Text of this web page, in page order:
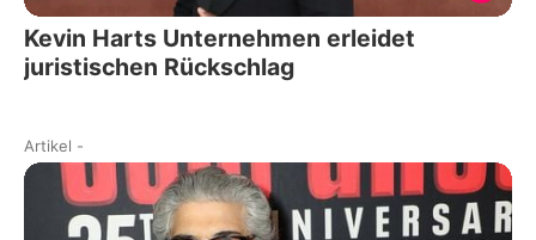
Kevin Harts Unternehmen erleidet
juristischen Rückschlag
Artikel -